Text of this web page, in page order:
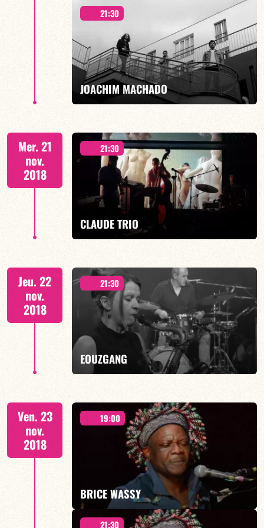
21:30
JOACHIM MACHADO
« ORNICAR »
Mer. 21
nov.
2018
21:30
CLAUDE TRIO
EN SAVOIR PLUS
Jeu. 22
nov.
2018
21:30
EOUZGANG
EN SAVOIR PLUS
Ven. 23
nov.
2018
19:00
BRICE WASSY
21:30